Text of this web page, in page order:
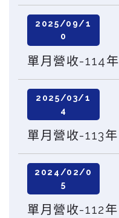
單月營收-114年
2025/09/1
0
單月營收-113年
2025/03/1
4
單月營收-112年
2024/02/0
5